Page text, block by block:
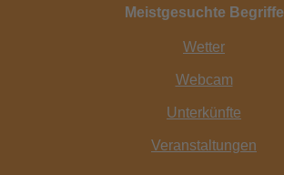
Meistgesuchte Begriffe
Wetter
Webcam
Unterkünfte
Veranstaltungen